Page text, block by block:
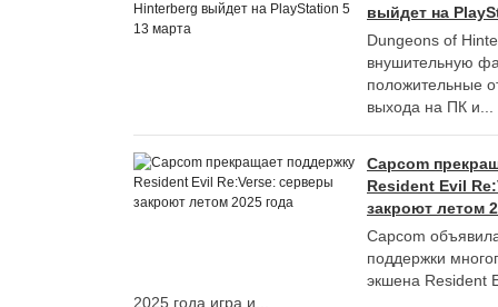
выйдет на
Dungeons of
внушительную
положительные
выхода на ПК и...
Capcom
Resident Evil
закроют летом
Capcom
поддержки
экшена Resident
2025 года игра и...